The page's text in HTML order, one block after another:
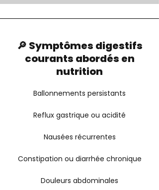
🔎 Symptômes digestifs
courants abordés en
nutrition
Ballonnements persistants
Reflux gastrique ou acidité
Nausées récurrentes
Constipation ou diarrhée chronique
Douleurs abdominales